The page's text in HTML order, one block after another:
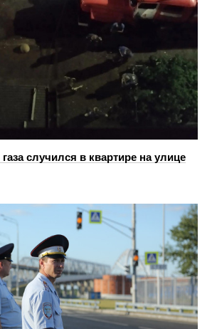
случился в квартире на улице